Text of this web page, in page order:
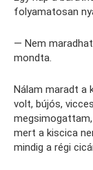
folyamatosan
— Nem
mondta.
Nálam maradt a
volt, bújós,
mert a kiscica
mindig a régi